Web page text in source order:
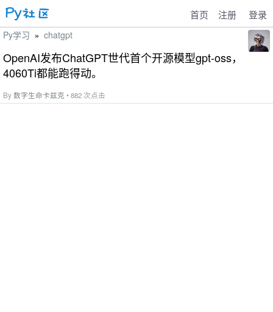
首页 注册 登录
Py学习 » chatgpt
OpenAI发布ChatGPT世代首个开源模型gpt-oss，
4060Ti都能跑得动。
By数字生命卡兹克 • 882 次点击